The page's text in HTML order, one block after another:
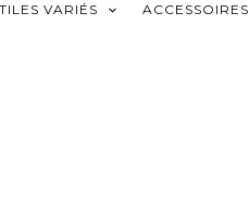
VARIÉS ACCESSOIRES